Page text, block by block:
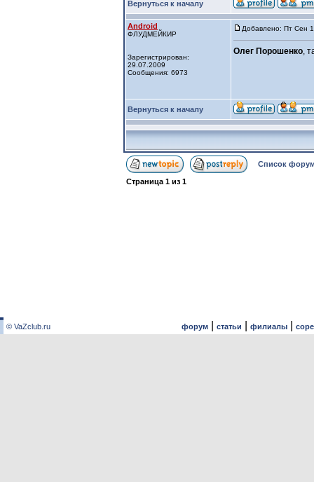
Вернуться к началу
Android
ФЛУДМЕЙКИР
Зарегистрирован:
29.07.2009
Сообщения: 6973
Добавлено: Пт Сен
Олег Порошенко,
Вернуться к началу
Список
Страница 1 из 1
© VaZclub.ru форум| статьи филиалы|